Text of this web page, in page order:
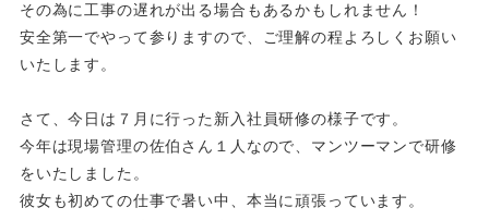
その為に工事の遅れが出る場合もあるかもしれません！
安全第一でやって参りますので、ご理解の程よろしくお願い
いたします。
さて、今日は７月に行った新入社員研修の様子です。
今年は現場管理の佐伯さん１人なので、マンツーマンで研修
をいたしました。
彼女も初めての仕事で暑い中、本当に頑張っています。